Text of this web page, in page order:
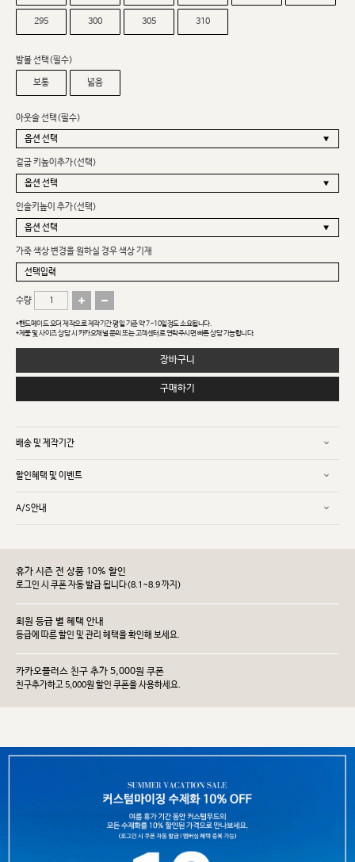
295 300 305 310
발볼 선택(필수)
보통 넓음
아웃솔 선택(필수)
겉굽 키높이추가(선택)
인솔키높이 추가(선택)
가죽 색상 변경을 원하실 경우 색상 기재
수량
*핸드메이드 오더 제작으로 제작기간 평일 기준 약 7~10일정도 소요됩니다.
*제품 및 사이즈 상담 시 카카오채널 문의 또는 고객센터로 연락주시면 빠른 상담 가능합니다.
장바구니
구매하기
배송 및 제작기간
할인혜택 및 이벤트
A/S안내
휴가 시즌 전 상품 10% 할인
로그인 시 쿠폰 자동 발급 됩니다(8.1~8.9 까지)
회원 등급 별 혜택 안내
등급에 따른 할인 및 관리 헤택을 확인해 보세요.
카카오플러스 친구 추가 5,000원 쿠폰
친구추가하고 5,000원 할인 쿠폰을 사용하세요.